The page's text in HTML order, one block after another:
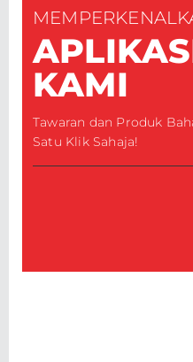
KAMI
Tawaran dan Produk
Satu Klik Sahaja!